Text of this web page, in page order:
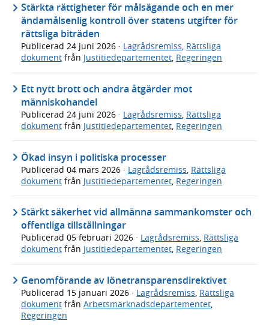
Stärkta rättigheter för målsägande och en mer
ändamålsenlig kontroll över statens utgifter för
rättsliga biträden
Publicerad 24 juni 2026 · Lagrådsremiss, Rättsliga
dokument från Justitiedepartementet, Regeringen
Ett nytt brott och andra åtgärder mot
människohandel
Publicerad 24 juni 2026 · Lagrådsremiss, Rättsliga
dokument från Justitiedepartementet, Regeringen
Ökad insyn i politiska processer
Publicerad 04 mars 2026 · Lagrådsremiss Rättsliga
dokument från Justitiedepartementet Regeringen
Stärkt säkerhet vid allmänna sammankomster och
offentliga tillställningar
Publicerad 05 februari 2026 · Lagrådsremiss, Rättsliga
dokument från Justitiedepartementet, Regeringen
Genomförande av lönetransparensdirektivet
Publicerad 15 januari 2026 · Lagrådsremiss, Rättsliga
dokument från Arbetsmarknadsdepartementet,
Regeringen